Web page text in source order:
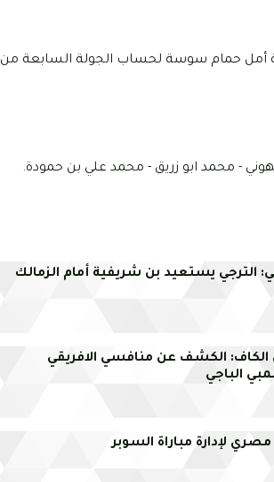
أمل حمام سوسة لحساب الجولة السابعة من
- محمد ابو زريق - محمد علي بن حمودة.
الترجي يستعيد بن شريفية أمام الزمالك
الكشف عن منافسي الافريقي
الباجي
لإدارة مباراة السوبر